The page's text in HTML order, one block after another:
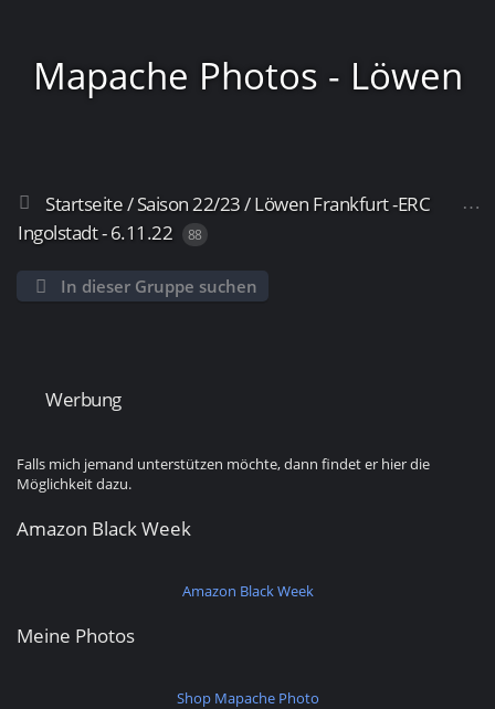
Mapache Photos - Löwen
Frankfurt
Startseite/Saison 22/23/Löwen Frankfurt -ERC
Ingolstadt - 6.11.22
88
In dieser Gruppe suchen
Werbung
Falls mich jemand unterstützen möchte, dann findet er hier die
Möglichkeit dazu.
Amazon Black Week
Amazon Black Week
Meine Photos
Shop Mapache Photo